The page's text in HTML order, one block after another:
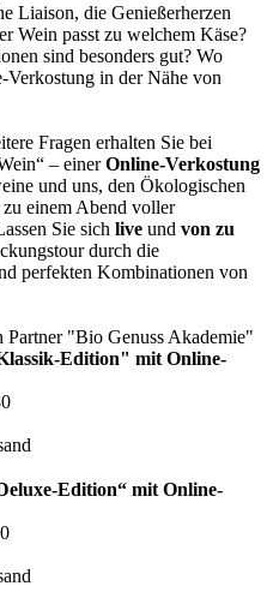
Liaison, die Genießerherzen
Wein passt zu welchem Käse?
sind besonders gut? Wo
Verkostung in der Nähe von
Fragen erhalten Sie bei
– einerOnline-Verkostung
und uns, den Ökologischen
einem Abend voller
Sie sich live und von zu
durch die
perfekten Kombinationen von
"Bio Genuss Akademie"
Edition" mit Online-
Edition“ mit Online-